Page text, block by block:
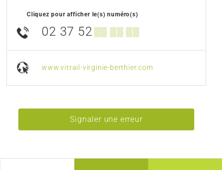
Cliquez pour afficher le(s) numéro(s)
02 37 52 ▒▒ ▒▒ ▒▒
www.vitrail-virginie-berthier.com
Signaler une erreur